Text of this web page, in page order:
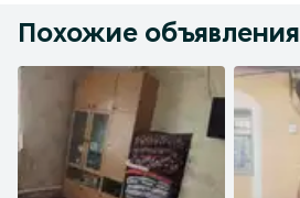
Похожие объявления